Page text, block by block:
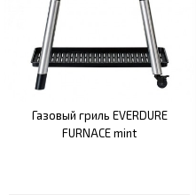
Газовый гриль EVERDURE
FURNACE mint